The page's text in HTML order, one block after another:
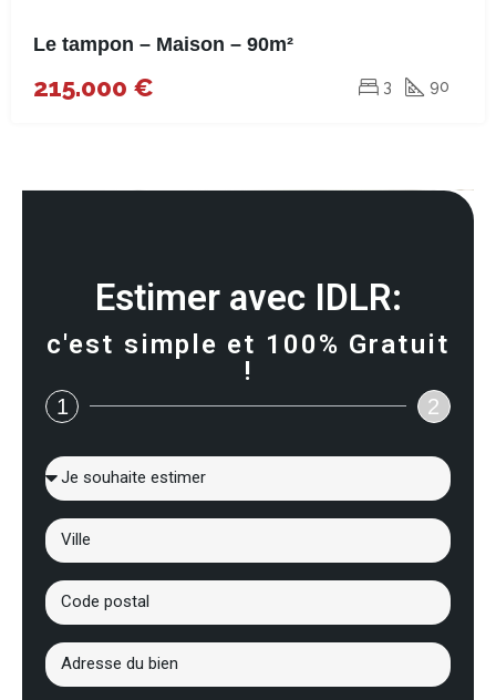
Le tampon – Maison – 90m²
215.000 € 3 90
Estimer avec IDLR:
c'est simple et 100% Gratuit
!
1 2